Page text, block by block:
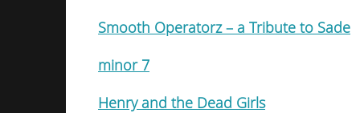
Smooth Operatorz – a Tribute to Sade
minor 7
Henry and the Dead Girls